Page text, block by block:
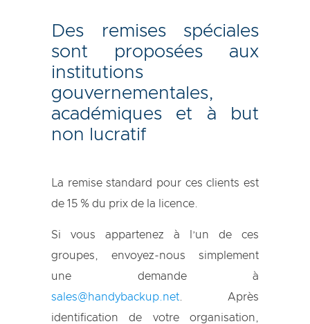
Des remises spéciales
sont proposées aux
institutions
gouvernementales,
académiques et à but
non lucratif
La remise standard pour ces clients est
de 15 % du prix de la licence.
Si vous appartenez à l’un de ces
groupes, envoyez-nous simplement
une demande à
sales@handybackup.net . Après
identification de votre organisation,